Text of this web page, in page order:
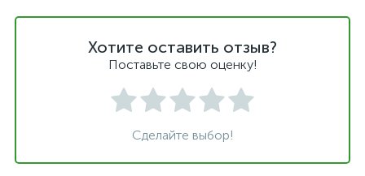
Хотите оставить отзыв?
Поставьте свою оценку!
Сделайте выбор!